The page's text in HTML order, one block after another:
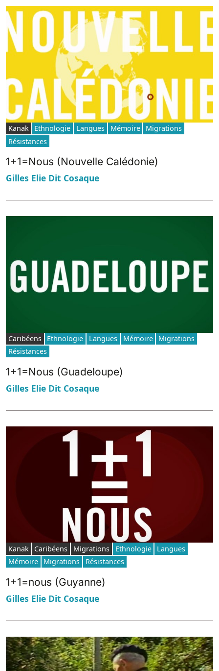
Kanak Ethnologie Langues Mémoire
Migrations
Résistances
1+1=Nous (Nouvelle Calédonie)
Gilles Elie Dit Cosaque
Caribéens Ethnologie Langues Mémoire
Migrations
Résistances
1+1=Nous (Guadeloupe)
Gilles Elie Dit Cosaque
Kanak Caribéens Migrations Ethnologie
Langues
Mémoire
Migrations Résistances
1+1=nous (Guyanne)
Gilles Elie Dit Cosaque